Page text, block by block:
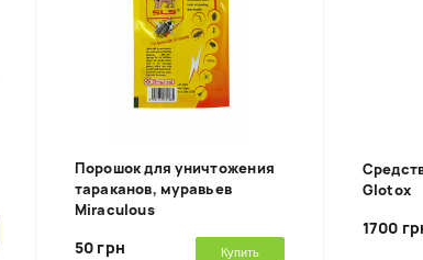
Порошок для уничтожения
тараканов, муравьев
Miraculous
50 грн Купить
Glotox
1700